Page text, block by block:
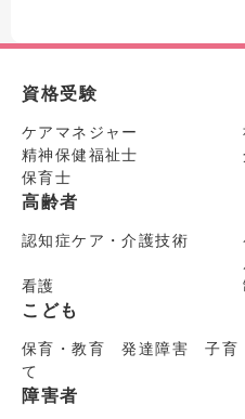
資格受験
ケアマネジャー
精神保健福祉士
保育士
高齢者
認知症ケア・介護技術
看護
こども
保育・教育 発達障害 子育
て
障害者